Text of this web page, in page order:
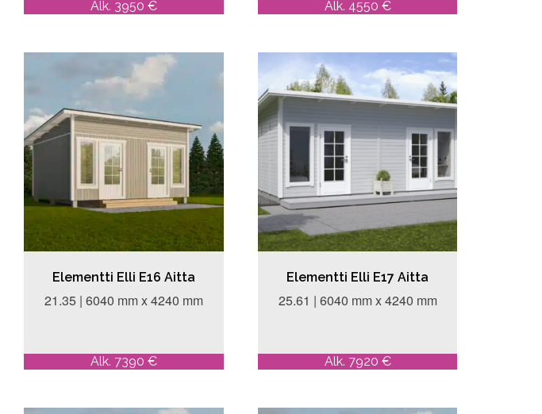
Alk. 3950 € Alk. 4550 €
Elementti Elli E16 Aitta
21.35 | 6040 mm x 4240 mm
Alk. 7390 €
Elementti Elli E17 Aitta
25.61 | 6040 mm x 4240 mm
Alk. 7920 €